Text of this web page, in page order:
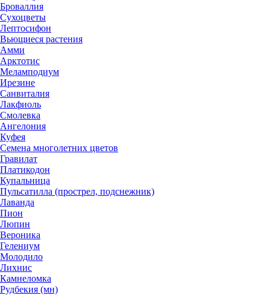
Броваллия
Сухоцветы
Лептосифон
Вьющиеся растения
Амми
Арктотис
Меламподиум
Ирезине
Санвиталия
Лакфиоль
Смолевка
Ангелония
Куфея
Семена многолетних цветов
Гравилат
Платикодон
Купальница
Пульсатилла (прострел, подснежник)
Лаванда
Пион
Люпин
Вероника
Гелениум
Молодило
Лихнис
Камнеломка
Рудбекия (мн)